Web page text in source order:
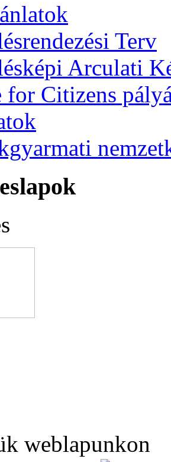
Terv
Arculati
for Citizens
weblapunkon